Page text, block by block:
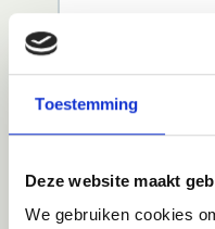
Toestemming
Deze website maakt
We gebruiken cookies
Extra’s
Inclusief